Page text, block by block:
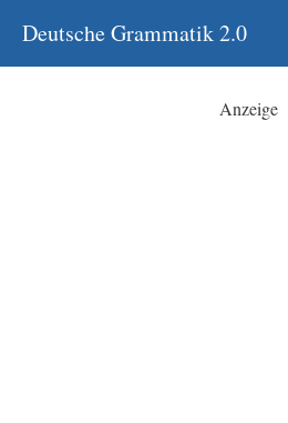
Inhalt
springen
Deutsche Grammatik 2.0
Anzeige